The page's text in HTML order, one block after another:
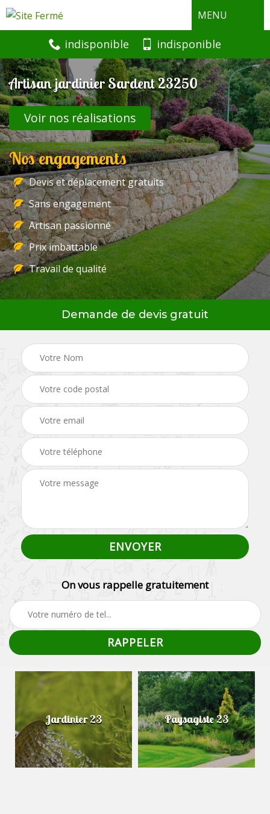
MENU
indisponible indisponible
Artisan jardinier Sardent 23250
Voir nos réalisations
Nos engagements
Devis et déplacement gratuits
Sans engagement
Artisan passionné
Prix imbattable
Travail de qualité
Demande de devis gratuit
On vous rappelle gratuitement
Jardinier 23 Paysagiste 23